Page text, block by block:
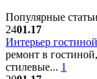
Популярные статьи
2401.17
Интерьер
ремонт в
стилевые... 1